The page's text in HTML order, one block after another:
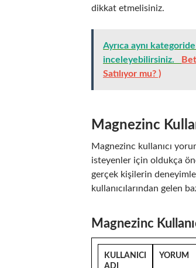
dikkat etmelisiniz.
Ayrıca aynı
inceleyebilirsiniz.
Satılıyor mu? )
Magnezinc
Magnezinc kullanıcı
isteyenler için oldukça
gerçek kişilerin
kullanıcılarından gelen
Magnezinc
KULLANICI
YORUM